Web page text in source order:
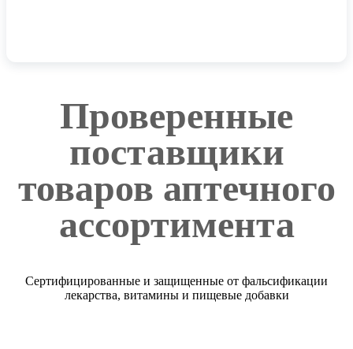
Проверенные
поставщики
товаров аптечного
ассортимента
Сертифицированные и защищенные от фальсификации
лекарства, витамины и пищевые добавки